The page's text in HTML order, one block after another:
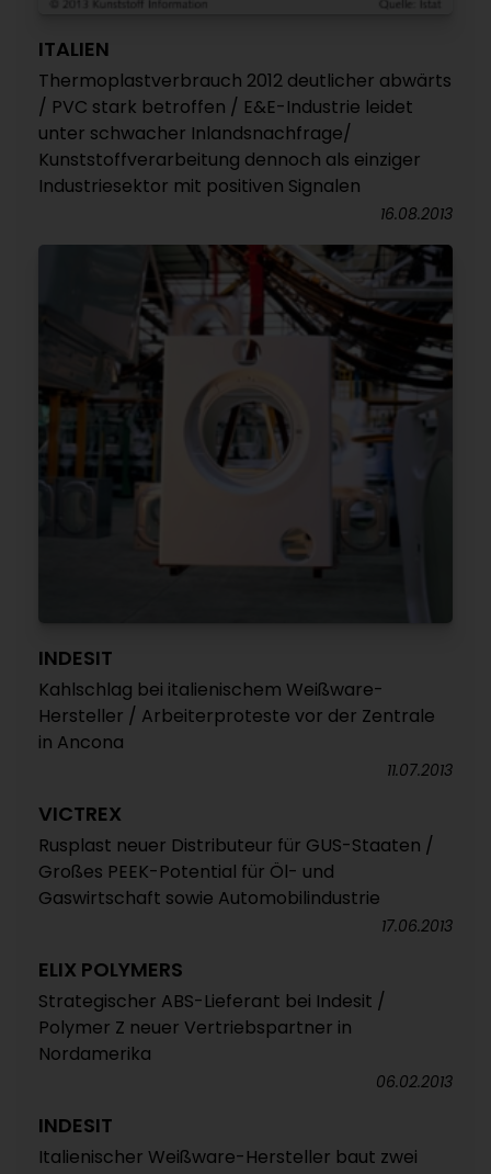
ITALIEN
Thermoplastverbrauch 2012 deutlicher abwärts
/ PVC stark betroffen / E&E-Industrie leidet
unter schwacher Inlandsnachfrage/
Kunststoffverarbeitung dennoch als einziger
Industriesektor mit positiven Signalen
16.08.2013
INDESIT
Kahlschlag bei italienischem Weißware-
Hersteller / Arbeiterproteste vor der Zentrale
in Ancona
11.07.2013
VICTREX
Rusplast neuer Distributeur für GUS-Staaten /
Großes PEEK-Potential für Öl- und
Gaswirtschaft sowie Automobilindustrie
17.06.2013
ELIX POLYMERS
Strategischer ABS-Lieferant bei Indesit /
Polymer Z neuer Vertriebspartner in
Nordamerika
06.02.2013
INDESIT
Italienischer Weißware-Hersteller baut zwei